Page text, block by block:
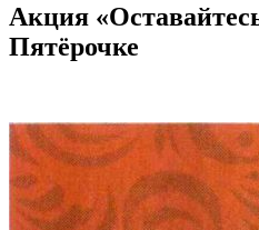
Акция
Пятёрочке